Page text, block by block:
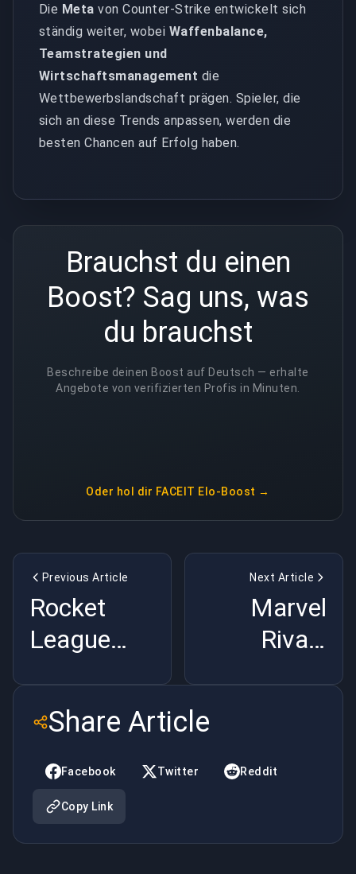
Die Meta von Counter-Strike entwickelt sich
ständig weiter, wobei Waffenbalance,
Teamstrategien und
Wirtschaftsmanagement die
Wettbewerbslandschaft prägen. Spieler, die
sich an diese Trends anpassen, werden die
besten Chancen auf Erfolg haben.
Brauchst du einen
Boost? Sag uns, was
du brauchst
Beschreibe deinen Boost auf Deutsch — erhalte
Angebote von verifizierten Profis in Minuten.
Oder hol dir FACEIT Elo-Boost →
Previous Article
Rocket
League
Meta-
Aufschlüsselung:
Boost-
Management,
Next Article
Marvel
Rivals
Helden-
Share Article
Facebook Twitter Reddit
Copy Link